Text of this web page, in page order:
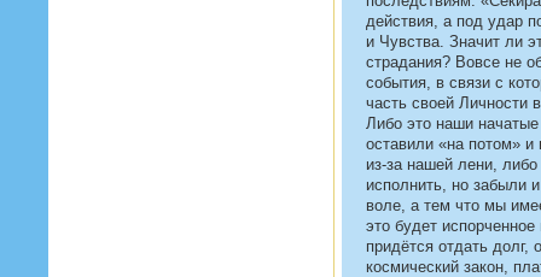
действия, а под удар
и Чувства. Значит ли
страдания? Вовсе не
события, в связи с
часть своей Личности
Либо это наши
оставили «на потом»
из-за нашей лени,
исполнить, но забыли
воле, а тем что мы
это будет
придётся отдать долг,
космический закон,